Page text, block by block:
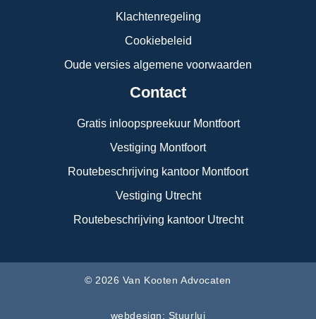
Klachtenregeling
Cookiebeleid
Oude versies algemene voorwaarden
Contact
Gratis inloopspreekuur Montfoort
Vestiging Montfoort
Routebeschrijving kantoor Montfoort
Vestiging Utrecht
Routebeschrijving kantoor Utrecht
© 2026 Van Kooten Advocaten
webdesign: Stuurlui